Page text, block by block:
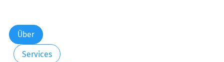
Über
Services